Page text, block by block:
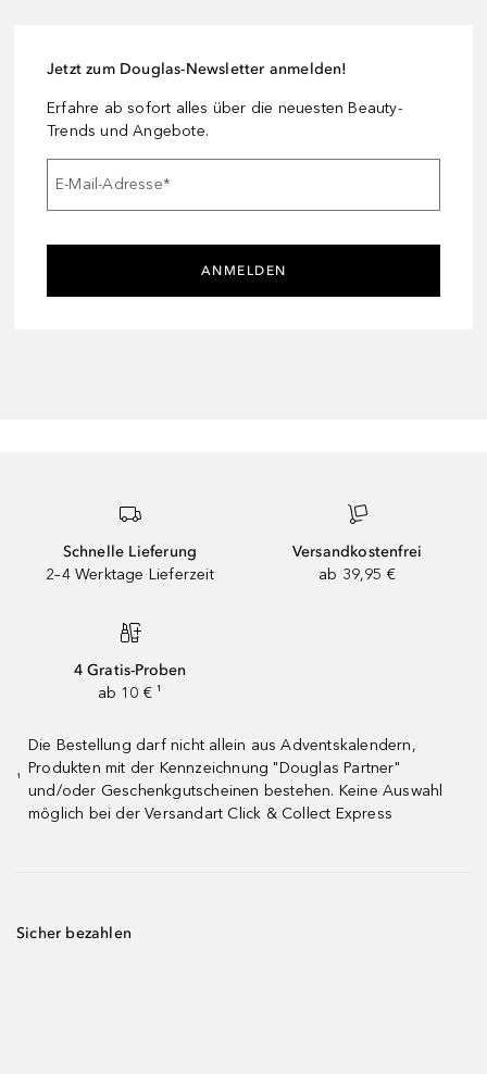
Jetzt zum Douglas-Newsletter anmelden!
Erfahre ab sofort alles über die neuesten Beauty-
Trends und Angebote.
E-Mail-Adresse*
ANMELDEN
Schnelle Lieferung
2–4 Werktage Lieferzeit
Versandkostenfrei
ab 39,95 €
4 Gratis-Proben
ab 10 € ¹
¹
Die Bestellung darf nicht allein aus Adventskalendern,
Produkten mit der Kennzeichnung "Douglas Partner"
und/oder Geschenkgutscheinen bestehen. Keine Auswahl
möglich bei der Versandart Click & Collect Express
Sicher bezahlen